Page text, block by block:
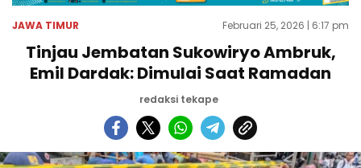
JAWA TIMUR Februari 25, 2026 | 6:17 pm
Tinjau Jembatan Sukowiryo Ambruk,
Emil Dardak: Dimulai Saat Ramadan
redaksi tekape